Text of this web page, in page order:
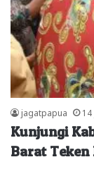
jagatpapua 14
Kunjungi
Barat Teken